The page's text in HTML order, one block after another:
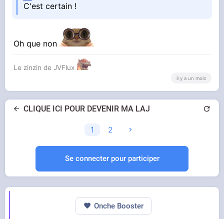
C'est certain !
Oh que non
Le zinzin de JVFlux
il y a un mois
CLIQUE ICI POUR DEVENIR MA LAJ
1 2
Se connecter pour participer
Onche Booster